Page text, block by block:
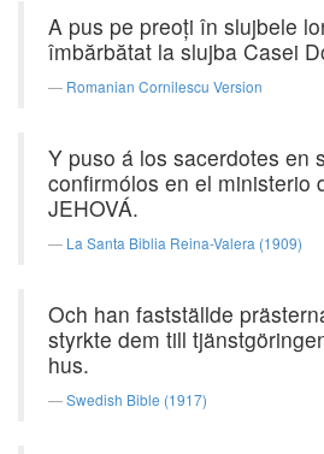
A pus pe preoţi în slujbele
îmbărbătat la slujba Casei
Romanian Cornilescu Version
Y puso á los sacerdotes en
confirmólos en el ministerio
JEHOVÁ.
La Santa Biblia Reina-Valera (1909)
Och han fastställde
styrkte dem till
hus.
Swedish Bible (1917)